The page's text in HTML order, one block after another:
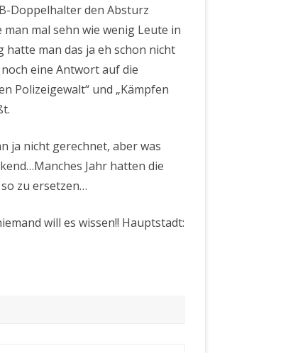
Doppelhalter den Absturz
mal sehn wie wenig Leute in
man das ja eh schon nicht
eine Antwort auf die
Polizeigewalt“ und „Kämpfen
ja nicht gerechnet, aber was
Jahr hatten die
zu ersetzen…
will es wissen!! Hauptstadt: